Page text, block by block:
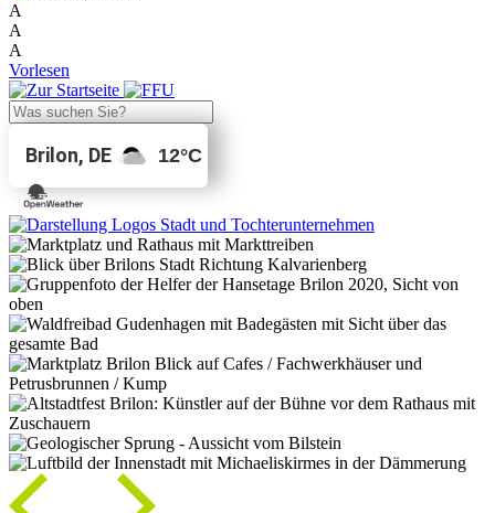
A
A
A
Vorlesen
Brilon, DE 12°C